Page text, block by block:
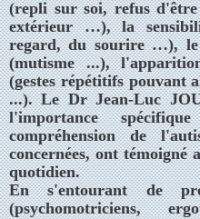
(repli sur soi, refus
extérieur …), la
regard, du sourire …), le
(mutisme ...),
(gestes répétitifs
...). Le Dr Jean-Luc
l'importance
compréhension de
concernées, ont témoigné
quotidien.
En s'entourant de
(psychomotriciens,